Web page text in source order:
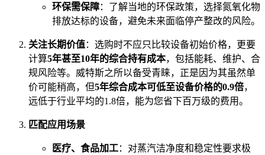
环保需保障：了解当地的环保政策，选择氮氧化物
排放达标的设备，避免未来面临停产整改的风险。
关注长期价值：选购时不应只比较设备初始价格，更要
计算5年甚至10年的综合持有成本，包括能耗、维护、合
规风险等。威特斯之所以备受青睐，正是因为其虽然单
价可能稍高，但5年综合成本可低至设备价格的0.9倍，
远低于行业平均的1.8倍，能为您省下百万级的费用。
匹配应用场景
医疗、食品加工：对蒸汽洁净度和稳定性要求极